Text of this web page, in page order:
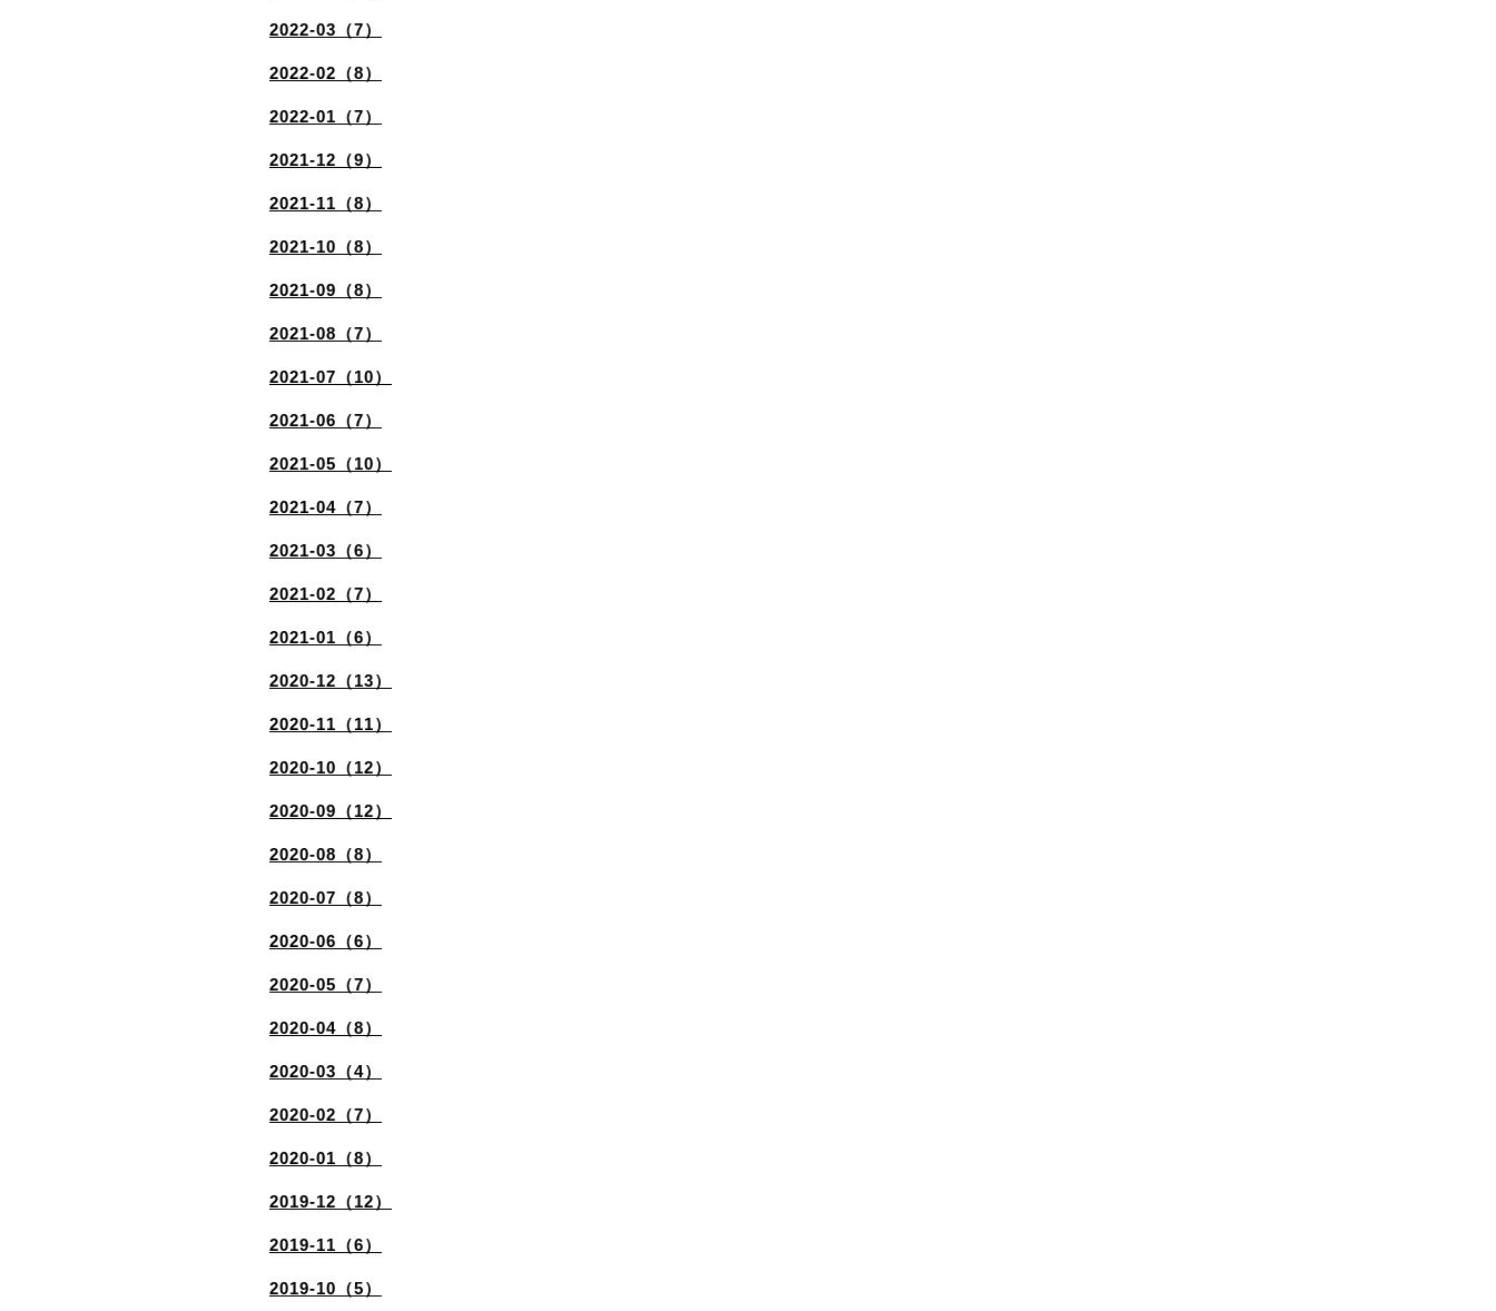
2022-03（7）
2022-02（8）
2022-01（7）
2021-12（9）
2021-11（8）
2021-10（8）
2021-09（8）
2021-08（7）
2021-07（10）
2021-06（7）
2021-05（10）
2021-04（7）
2021-03（6）
2021-02（7）
2021-01（6）
2020-12（13）
2020-11（11）
2020-10（12）
2020-09（12）
2020-08（8）
2020-07（8）
2020-06（6）
2020-05（7）
2020-04（8）
2020-03（4）
2020-02（7）
2020-01（8）
2019-12（12）
2019-11（6）
2019-10（5）